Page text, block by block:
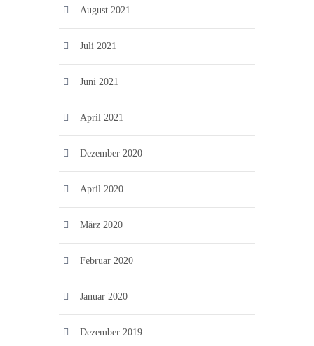
August 2021
Juli 2021
Juni 2021
April 2021
Dezember 2020
April 2020
März 2020
Februar 2020
Januar 2020
Dezember 2019